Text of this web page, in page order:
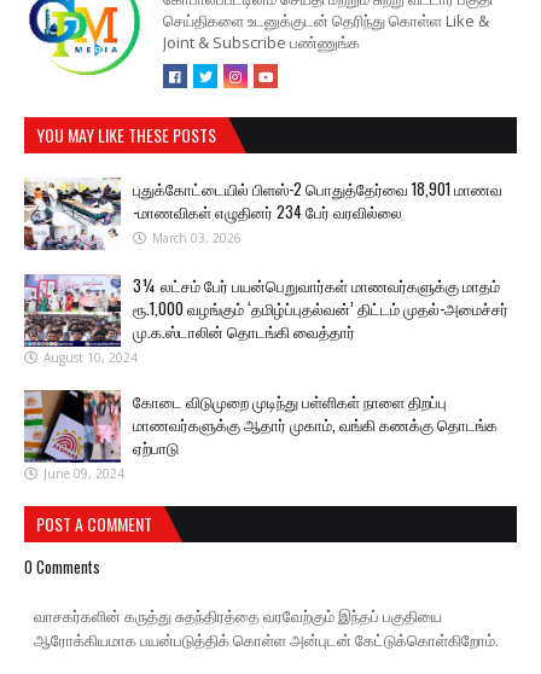
செய்திகளை உடனுக்குடன் தெரிந்து கொள்ள Like &
Joint & Subscribe பண்ணுங்க
YOU MAY LIKE THESE POSTS
புதுக்கோட்டையில் பிளஸ்-2 பொதுத்தேர்வை 18,901 மாணவ
-மாணவிகள் எழுதினர் 234 பேர் வரவில்லை
March 03, 2026
3¼ லட்சம் பேர் பயன்பெறுவார்கள் மாணவர்களுக்கு மாதம்
ரூ.1,000 வழங்கும் ‘தமிழ்ப்புதல்வன்’ திட்டம் முதல்-அமைச்சர்
மு.க.ஸ்டாலின் தொடங்கி வைத்தார்
August 10, 2024
கோடை விடுமுறை முடிந்து பள்ளிகள் நாளை திறப்பு
மாணவர்களுக்கு ஆதார் முகாம், வங்கி கணக்கு தொடங்க
ஏற்பாடு
June 09, 2024
POST A COMMENT
0 Comments
வாசகர்களின் கருத்து சுதந்திரத்தை வரவேற்கும் இந்தப் பகுதியை
ஆரோக்கியமாக பயன்படுத்திக் கொள்ள அன்புடன் கேட்டுக்கொள்கிறோம்.